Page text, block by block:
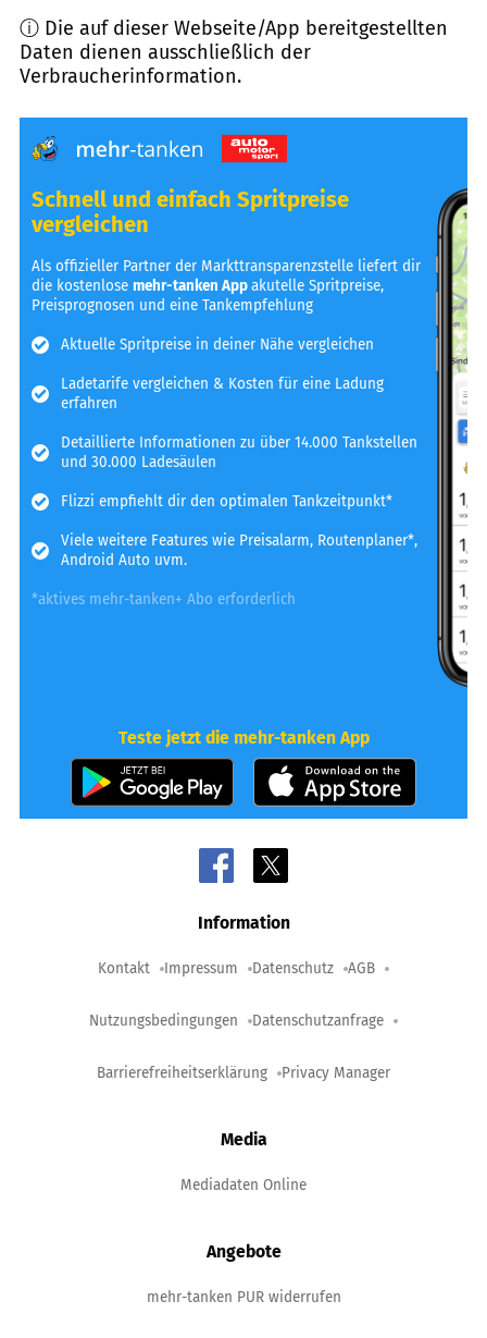
ⓘ Die auf dieser Webseite/App bereitgestellten
Daten dienen ausschließlich der
Verbraucherinformation.
Schnell und einfach Spritpreise
vergleichen
Als offizieller Partner der Markttransparenzstelle liefert dir
die kostenlosemehr-tanken Appakutelle Spritpreise,
Preisprognosen und eine Tankempfehlung
Aktuelle Spritpreise in deiner Nähe vergleichen
Ladetarife vergleichen & Kosten für eine Ladung
erfahren
Detaillierte Informationen zu über 14.000 Tankstellen
und 30.000 Ladesäulen
Flizzi empfiehlt dir den optimalen Tankzeitpunkt*
Viele weitere Features wie Preisalarm, Routenplaner*,
Android Auto uvm.
*aktives mehr-tanken+ Abo erforderlich
Teste jetzt die mehr-tanken App
Information
Kontakt Impressum Datenschutz AGB
Nutzungsbedingungen Datenschutzanfrage
Barrierefreiheitserklärung Privacy Manager
Media
Mediadaten Online
Angebote
mehr-tanken PUR widerrufen